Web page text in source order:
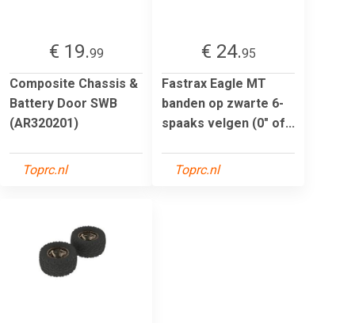
€ 19.99
Composite Chassis &
Battery Door SWB
(AR320201)
Toprc.nl
€ 24.95
Fastrax Eagle MT
banden op zwarte 6-
spaaks velgen (0" of...
Toprc.nl